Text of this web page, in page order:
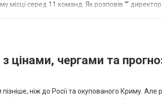
місці серед 11 команд. Як розповів “”
цінами, чергами та
ніж до Росії та окупованого Криму. Але